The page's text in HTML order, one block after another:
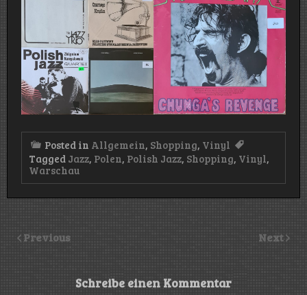
Posted in Allgemein, Shopping, Vinyl
Tagged Jazz, Polen, Polish Jazz, Shopping, Vinyl,
Warschau
Previous Next
Schreibe einen Kommentar